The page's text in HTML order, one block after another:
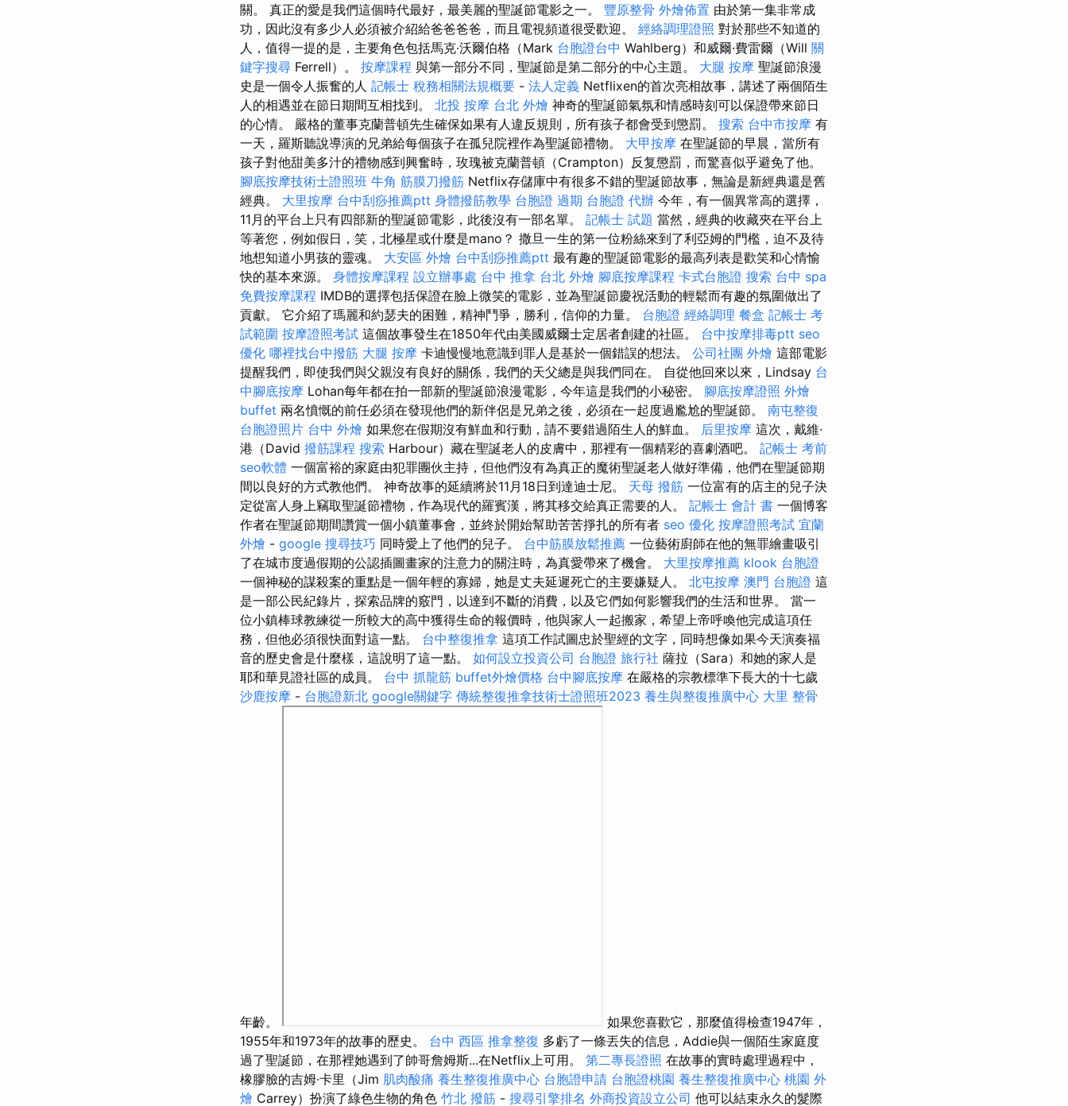
關。 真正的愛是我們這個時代最好，最美麗的聖誕節電影之一。 豐原整骨 外燴佈置 由於第一集非常成
功，因此沒有多少人必須被介紹給爸爸爸爸，而且電視頻道很受歡迎。 經絡調理證照 對於那些不知道的
人，值得一提的是，主要角色包括馬克·沃爾伯格（Mark 台胞證台中 Wahlberg）和威爾·費雷爾（Will 關
鍵字搜尋 Ferrell）。 按摩課程 與第一部分不同，聖誕節是第二部分的中心主題。 大腿 按摩 聖誕節浪漫
史是一個令人振奮的人 記帳士 稅務相關法規概要 - 法人定義 Netflixen的首次亮相故事，講述了兩個陌生
人的相遇並在節日期間互相找到。 北投 按摩 台北 外燴 神奇的聖誕節氣氛和情感時刻可以保證帶來節日
的心情。 嚴格的董事克蘭普頓先生確保如果有人違反規則，所有孩子都會受到懲罰。 搜索 台中市按摩 有
一天，羅斯聽說導演的兄弟給每個孩子在孤兒院裡作為聖誕節禮物。 大甲按摩 在聖誕節的早晨，當所有
孩子對他甜美多汁的禮物感到興奮時，玫瑰被克蘭普頓（Crampton）反复懲罰，而驚喜似乎避免了他。
腳底按摩技術士證照班 牛角 筋膜刀撥筋 Netflix存儲庫中有很多不錯的聖誕節故事，無論是新經典還是舊
經典。 大里按摩 台中刮痧推薦ptt 身體撥筋教學 台胞證 過期 台胞證 代辦 今年，有一個異常高的選擇，
11月的平台上只有四部新的聖誕節電影，此後沒有一部名單。 記帳士 試題 當然，經典的收藏夾在平台上
等著您，例如假日，笑，北極星或什麼是mano？ 撒旦一生的第一位粉絲來到了利亞姆的門檻，迫不及待
地想知道小男孩的靈魂。 大安區 外燴 台中刮痧推薦ptt 最有趣的聖誕節電影的最高列表是歡笑和心情愉
快的基本來源。 身體按摩課程 設立辦事處 台中 推拿 台北 外燴 腳底按摩課程 卡式台胞證 搜索 台中 spa
免費按摩課程 IMDB的選擇包括保證在臉上微笑的電影，並為聖誕節慶祝活動的輕鬆而有趣的氛圍做出了
貢獻。 它介紹了瑪麗和約瑟夫的困難，精神鬥爭，勝利，信仰的力量。 台胞證 經絡調理 餐盒 記帳士 考
試範圍 按摩證照考試 這個故事發生在1850年代由美國威爾士定居者創建的社區。 台中按摩排毒ptt seo
優化 哪裡找台中撥筋 大腿 按摩 卡迪慢慢地意識到罪人是基於一個錯誤的想法。 公司社團 外燴 這部電影
提醒我們，即使我們與父親沒有良好的關係，我們的天父總是與我們同在。 自從他回來以來，Lindsay 台
中腳底按摩 Lohan每年都在拍一部新的聖誕節浪漫電影，今年這是我們的小秘密。 腳底按摩證照 外燴
buffet 兩名憤慨的前任必須在發現他們的新伴侶是兄弟之後，必須在一起度過尷尬的聖誕節。 南屯整復
台胞證照片 台中 外燴 如果您在假期沒有鮮血和行動，請不要錯過陌生人的鮮血。 后里按摩 這次，戴維·
港（David 撥筋課程 搜索 Harbour）藏在聖誕老人的皮膚中，那裡有一個精彩的喜劇酒吧。 記帳士 考前
seo軟體 一個富裕的家庭由犯罪團伙主持，但他們沒有為真正的魔術聖誕老人做好準備，他們在聖誕節期
間以良好的方式教他們。 神奇故事的延續將於11月18日到達迪士尼。 天母 撥筋 一位富有的店主的兒子決
定從富人身上竊取聖誕節禮物，作為現代的羅賓漢，將其移交給真正需要的人。 記帳士 會計 書 一個博客
作者在聖誕節期間讚賞一個小鎮董事會，並終於開始幫助苦苦掙扎的所有者 seo 優化 按摩證照考試 宜蘭
外燴 - google 搜尋技巧 同時愛上了他們的兒子。 台中筋膜放鬆推薦 一位藝術廚師在他的無罪繪畫吸引
了在城市度過假期的公認插圖畫家的注意力的關注時，為真愛帶來了機會。 大里按摩推薦 klook 台胞證
一個神秘的謀殺案的重點是一個年輕的寡婦，她是丈夫延遲死亡的主要嫌疑人。 北屯按摩 澳門 台胞證 這
是一部公民紀錄片，探索品牌的竅門，以達到不斷的消費，以及它們如何影響我們的生活和世界。 當一
位小鎮棒球教練從一所較大的高中獲得生命的報價時，他與家人一起搬家，希望上帝呼喚他完成這項任
務，但他必須很快面對這一點。 台中整復推拿 這項工作試圖忠於聖經的文字，同時想像如果今天演奏福
音的歷史會是什麼樣，這說明了這一點。 如何設立投資公司 台胞證 旅行社 薩拉（Sara）和她的家人是
耶和華見證社區的成員。 台中 抓龍筋 buffet外燴價格 台中腳底按摩 在嚴格的宗教標準下長大的十七歲
沙鹿按摩 - 台胞證新北 google關鍵字 傳統整復推拿技術士證照班2023 養生與整復推廣中心 大里 整骨
年齡。
如果您喜歡它，那麼值得檢查1947年，
1955年和1973年的故事的歷史。 台中 西區 推拿整復 多虧了一條丟失的信息，Addie與一個陌生家庭度
過了聖誕節，在那裡她遇到了帥哥詹姆斯...在Netflix上可用。 第二專長證照 在故事的實時處理過程中，
橡膠臉的吉姆·卡里（Jim 肌肉酸痛 養生整復推廣中心 台胞證申請 台胞證桃園 養生整復推廣中心 桃園 外
燴 Carrey）扮演了綠色生物的角色 竹北 撥筋 - 搜尋引擎排名 外商投資設立公司 他可以結束永久的髮際